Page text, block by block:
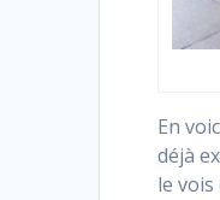
En
déjà
le vois